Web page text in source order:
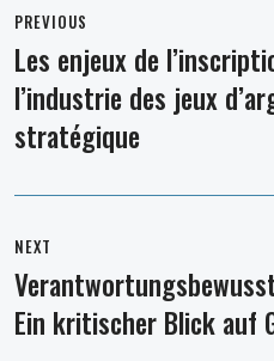
navigation
PREVIOUS
Previous
post:
Les enjeux de
l’industrie des jeux
stratégique
NEXT
Next
post:
Ein kritischer Blick auf